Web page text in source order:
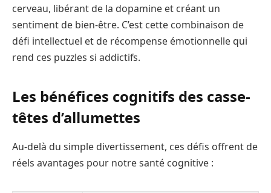
cerveau, libérant de la dopamine et créant un
sentiment de bien-être. C’est cette combinaison de
défi intellectuel et de récompense émotionnelle qui
rend ces puzzles si addictifs.
Les bénéfices cognitifs des casse-
têtes d’allumettes
Au-delà du simple divertissement, ces défis offrent de
réels avantages pour notre santé cognitive :